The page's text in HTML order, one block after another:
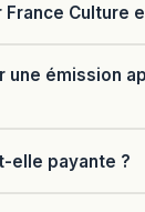
Culture
une émission
elle payante ?